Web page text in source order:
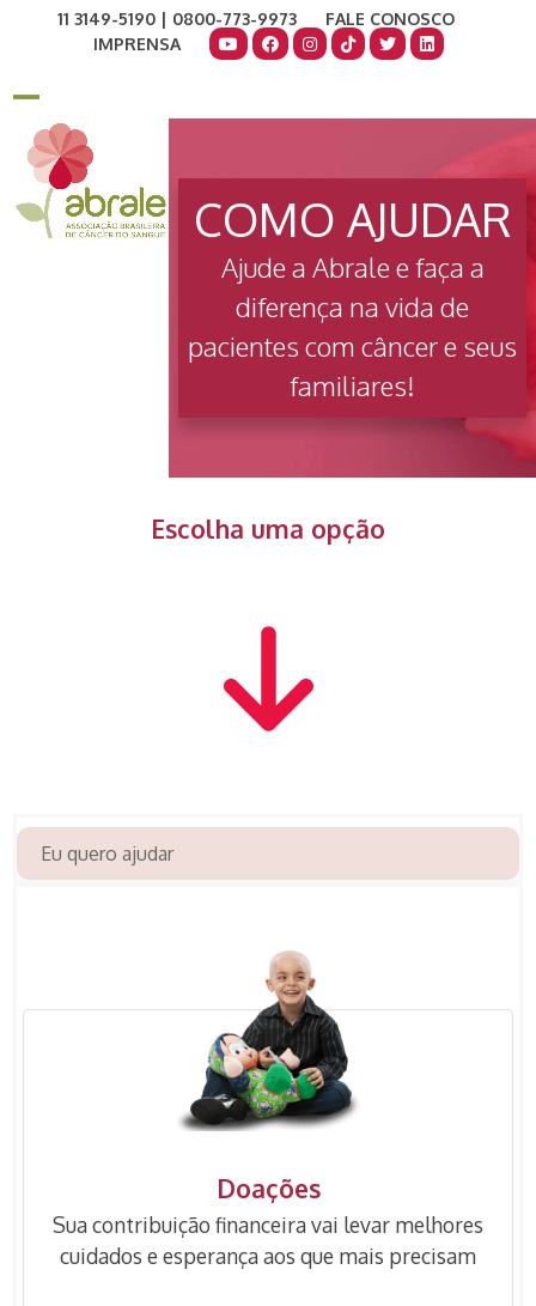
11 3149-5190 | 0800-773-9973
FALE CONOSCO
IMPRENSA
Open
mobile
menu
Close
mobile
menu
COMO AJUDAR
Ajude a Abrale e faça a
diferença na vida de
pacientes com câncer e seus
familiares!
Escolha uma opção
Eu quero ajudar
Doações
Sua contribuição financeira vai levar melhores
cuidados e esperança aos que mais precisam